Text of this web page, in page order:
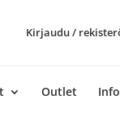
Kirjaudu /
Outlet